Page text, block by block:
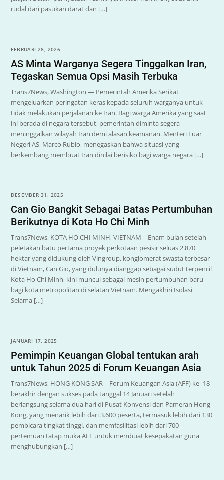
rudal dari pasukan darat dan […]
FEBRUARI 28, 2026
AS Minta Warganya Segera Tinggalkan Iran,
Tegaskan Semua Opsi Masih Terbuka
Trans7News, Washington — Pemerintah Amerika Serikat
mengeluarkan peringatan keras kepada seluruh warganya untuk
tidak melakukan perjalanan ke Iran. Bagi warga Amerika yang saat
ini berada di negara tersebut, pemerintah diminta segera
meninggalkan wilayah Iran demi alasan keamanan. Menteri Luar
Negeri AS, Marco Rubio, menegaskan bahwa situasi yang
berkembang membuat Iran dinilai berisiko bagi warga negara […]
DESEMBER 31, 2025
Can Gio Bangkit Sebagai Batas Pertumbuhan
Berikutnya di Kota Ho Chi Minh
Trans7News, KOTA HO CHI MINH, VIETNAM – Enam bulan setelah
peletakan batu pertama proyek perkotaan pesisir seluas 2.870
hektar yang didukung oleh Vingroup, konglomerat swasta terbesar
di Vietnam, Can Gio, yang dulunya dianggap sebagai sudut terpencil
Kota Ho Chi Minh, kini muncul sebagai mesin pertumbuhan baru
bagi kota metropolitan di selatan Vietnam. Mengakhiri Isolasi
Selama […]
JANUARI 17, 2025
Pemimpin Keuangan Global tentukan arah
untuk Tahun 2025 di Forum Keuangan Asia
Trans7News, HONG KONG SAR – Forum Keuangan Asia (AFF) ke -18
berakhir dengan sukses pada tanggal 14 Januari setelah
berlangsung selama dua hari di Pusat Konvensi dan Pameran Hong
Kong, yang menarik lebih dari 3.600 peserta, termasuk lebih dari 130
pembicara tingkat tinggi, dan memfasilitasi lebih dari 700
pertemuan tatap muka AFF untuk membuat kesepakatan guna
menghubungkan […]